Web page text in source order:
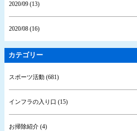
2020/09 (13)
2020/08 (16)
カテゴリー
スポーツ活動 (681)
インフラの入り口 (15)
お掃除紹介 (4)